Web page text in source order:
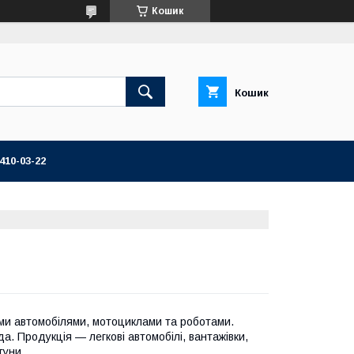
Кошик
Кошик
03-22
автомобілями, мотоциклами та роботами.
Продукція — легкові автомобілі, вантажівки,